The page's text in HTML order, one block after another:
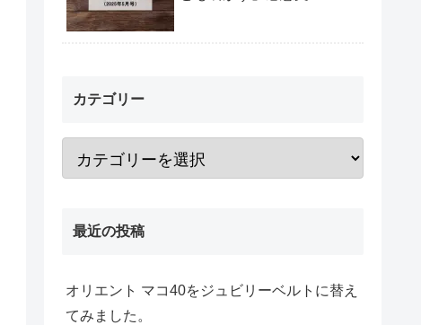
カテゴリー
最近の投稿
オリエント マコ40をジュビリーベルトに替え
てみました。